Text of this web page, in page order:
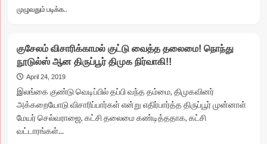
முழுவதும் படிக்க..
குழந்தைகள்
விற்பனை
விவகாரத்தில்
3
பெண்கள்
கைது!
20
குசேலம் விசாரிக்காமல் குட்டு வைத்த தலைமை! நொந்து
நூடுல்ஸ் ஆன திருப்பூர் திமுக நிர்வாகி!!
April 24, 2019
இலங்கை குண்டு வெடிப்பில் தப்பி வந்த தம்மை, திமுகவினர்
அக்கறையோடு விசாரிப்பார்கள் என்று எதிர்பார்த்த திருப்பூர் முன்னாள்
மேயர் செல்வராஜை, கட்சி தலைமை கண்டித்ததாக, கட்சி
வட்டாரங்கள்...